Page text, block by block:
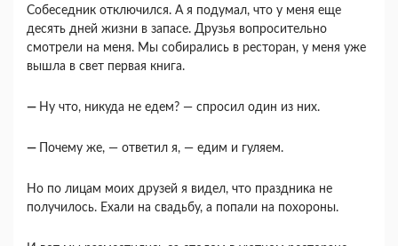
Собеседник отключился. А я подумал, что у меня еще
десять дней жизни в запасе. Друзья во­просительно
смотрели на меня. Мы собирались в ресторан, у меня уже
вышла в свет первая книга.
— Ну что, никуда не едем? — спросил один из них.
— Почему же, — ответил я, — едим и гуляем.
Но по лицам моих друзей я видел, что праздни­ка не
получилось. Ехали на свадьбу, а попали на похороны.